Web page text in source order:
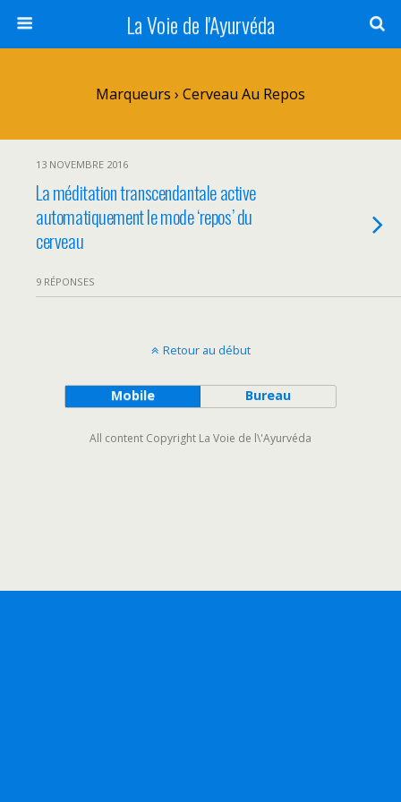
La Voie de l'Ayurvéda
Marqueurs › Cerveau Au Repos
13 NOVEMBRE 2016
La méditation transcendantale active
automatiquement le mode ‘repos’ du
cerveau
9 RÉPONSES
Retour au début
Mobile Bureau
All content Copyright La Voie de l\'Ayurvéda